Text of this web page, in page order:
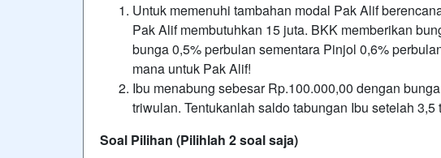
Untuk memenuhi tambahan modal Pak Alif
Pak Alif membutuhkan 15 juta. BKK memberikan
bunga 0,5% perbulan sementara Pinjol 0,6%
mana untuk Pak Alif!
Ibu menabung sebesar Rp.100.000,00 dengan
triwulan. Tentukanlah saldo tabungan Ibu setelah 3,5
Soal Pilihan (Pilihlah 2 soal saja)